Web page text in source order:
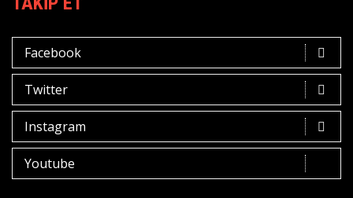
Facebook
Twitter
Instagram
Youtube